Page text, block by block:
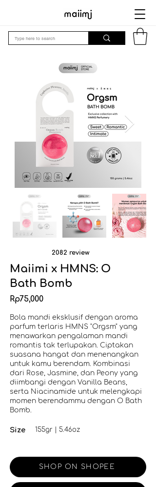
2082 review
Maiimi x HMNS: O
Bath Bomb
Rp75,000
Bola mandi eksklusif dengan aroma
parfum terlaris HMNS "Orgsm" yang
menawarkan pengalaman mandi
romantis tak terlupakan. Ciptakan
suasana hangat dan menenangkan
untuk kamu berendam. Kombinasi
dari Rose, Jasmine, dan Peony yang
diimbangi dengan Vanilla Beans,
serta Niacinamide untuk melengkapi
momen berendammu dengan O Bath
Bomb.
Size 155gr | 5.46oz
SHOP ON SHOPEE